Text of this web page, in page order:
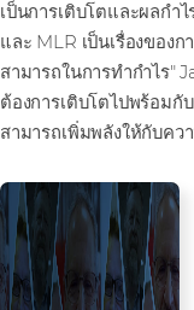
เป็นการเติบโตและผลกํา
และ MLR เป็นเรื่องของ
สามารถในการทํากําไร"
ต้องการเติบโตไปพร้อมกั
สามารถเพิ่มพลังให้กับคว